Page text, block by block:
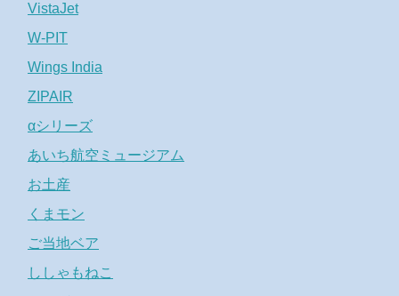
VistaJet
W-PIT
Wings India
ZIPAIR
αシリーズ
あいち航空ミュージアム
お土産
くまモン
ご当地ベア
ししゃもねこ